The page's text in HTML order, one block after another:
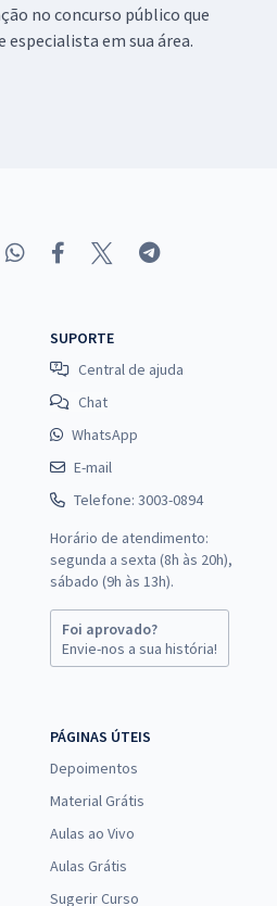
no concurso público que
em sua área.
SUPORTE
Central de ajuda
Chat
WhatsApp
E-mail
Telefone: 3003-0894
Horário de atendimento:
segunda a sexta (8h às 20h),
sábado (9h às 13h).
Foi aprovado?
Envie-nos a sua história!
PÁGINAS ÚTEIS
Depoimentos
Material Grátis
Aulas ao Vivo
Aulas Grátis
Sugerir Curso